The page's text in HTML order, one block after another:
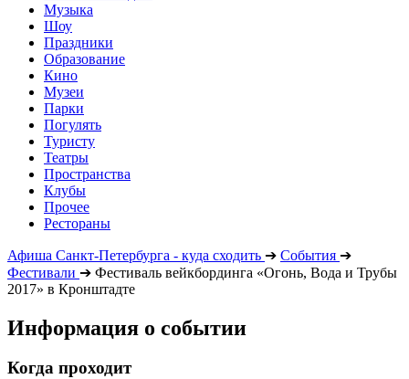
Музыка
Шоу
Праздники
Образование
Кино
Музеи
Парки
Погулять
Туристу
Театры
Пространства
Клубы
Прочее
Рестораны
Афиша Санкт-Петербурга - куда сходить ➔ События ➔
Фестивали ➔ Фестиваль вейкбординга «Огонь, Вода и Трубы
2017» в Кронштадте
Информация о событии
Когда проходит